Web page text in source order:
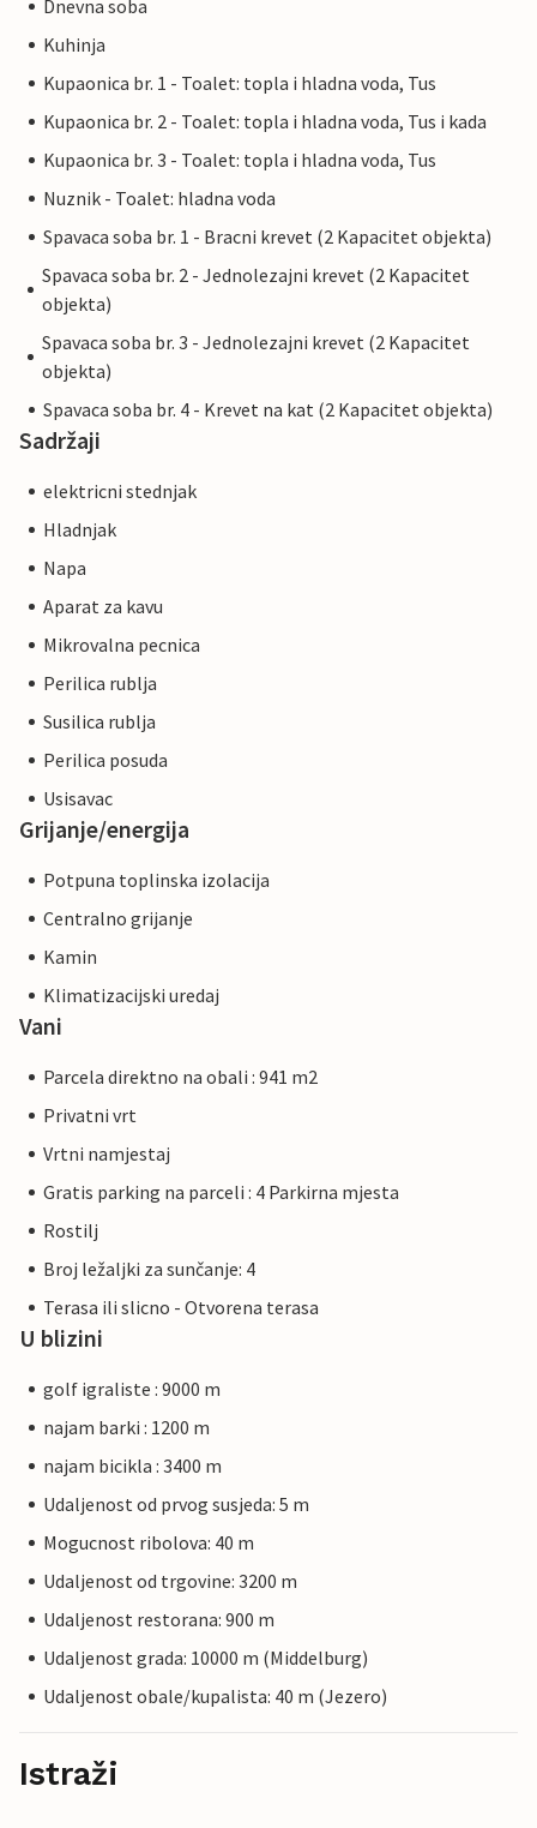
Dnevna soba
Kuhinja
Kupaonica br. 1 - Toalet: topla i hladna voda, Tus
Kupaonica br. 2 - Toalet: topla i hladna voda, Tus i kada
Kupaonica br. 3 - Toalet: topla i hladna voda, Tus
Nuznik - Toalet: hladna voda
Spavaca soba br. 1 - Bracni krevet (2 Kapacitet objekta)
Spavaca soba br. 2 - Jednolezajni krevet (2 Kapacitet
objekta)
Spavaca soba br. 3 - Jednolezajni krevet (2 Kapacitet
objekta)
Spavaca soba br. 4 - Krevet na kat (2 Kapacitet objekta)
Sadržaji
elektricni stednjak
Hladnjak
Napa
Aparat za kavu
Mikrovalna pecnica
Perilica rublja
Susilica rublja
Perilica posuda
Usisavac
Grijanje/energija
Potpuna toplinska izolacija
Centralno grijanje
Kamin
Klimatizacijski uredaj
Vani
Parcela direktno na obali : 941 m2
Privatni vrt
Vrtni namjestaj
Gratis parking na parceli : 4 Parkirna mjesta
Rostilj
Broj ležaljki za sunčanje: 4
Terasa ili slicno - Otvorena terasa
U blizini
golf igraliste : 9000 m
najam barki : 1200 m
najam bicikla : 3400 m
Udaljenost od prvog susjeda: 5 m
Mogucnost ribolova: 40 m
Udaljenost od trgovine: 3200 m
Udaljenost restorana: 900 m
Udaljenost grada: 10000 m (Middelburg)
Udaljenost obale/kupalista: 40 m (Jezero)
Istraži